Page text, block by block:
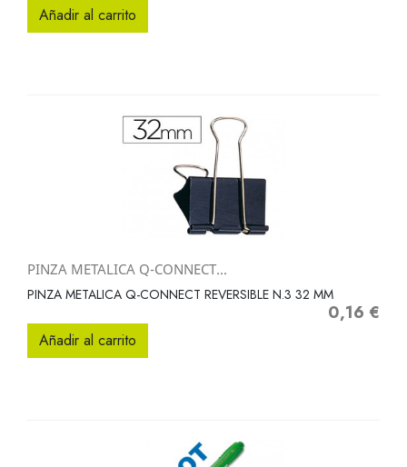
Añadir al carrito
PINZA METALICA Q-CONNECT...
PINZA METALICA Q-CONNECT REVERSIBLE N.3 32 MM
Precio
0,16 €
Añadir al carrito